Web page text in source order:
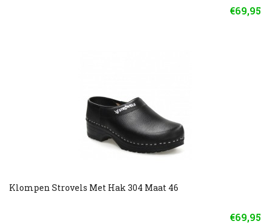
€69,95
Klompen Strovels Met Hak 304 Maat 46
€69,95